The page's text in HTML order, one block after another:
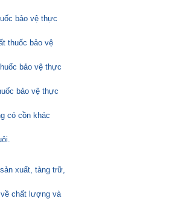
bảo vệ thực
thuốc bảo vệ
bảo vệ thực
bảo vệ thực
có cồn khác
xuất, tàng trữ,
về chất lượng và